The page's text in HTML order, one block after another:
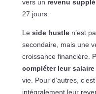
vers un revenu
27 jours.
Le side hustlen’est
secondaire, mais une
croissance financière.
compléter leur salaire
vie. Pour d’autres,
intégralement leur